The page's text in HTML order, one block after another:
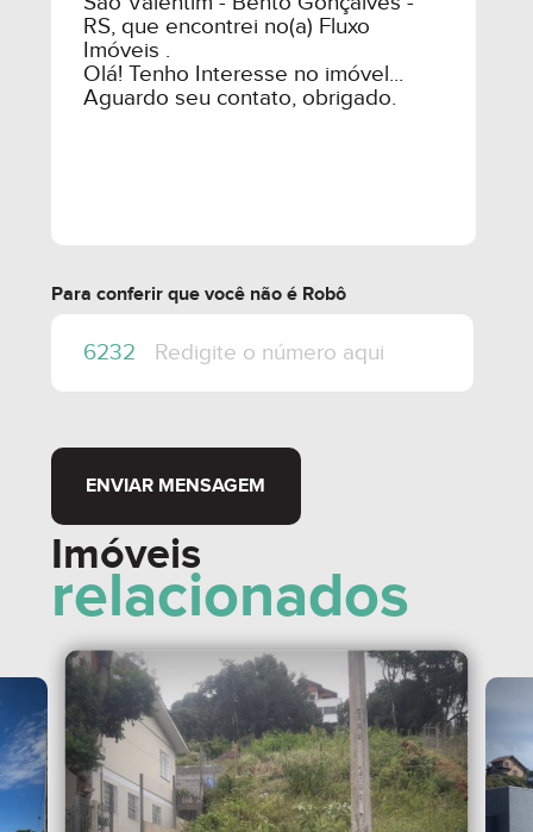
Para conferir que você não é Robô
ENVIAR MENSAGEM
Imóveis
relacionados